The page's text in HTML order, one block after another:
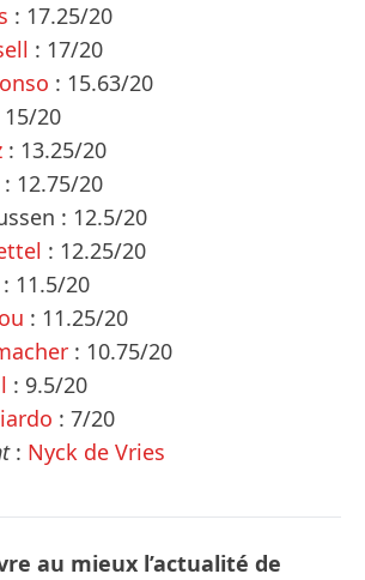
: 17.25/20
: 17/20
: 15.63/20
15/20
: 13.25/20
: 12.75/20
: 12.5/20
: 12.25/20
: 11.5/20
: 11.25/20
: 10.75/20
: 9.5/20
: 7/20
: Nyck de Vries
au mieux l’actualité de